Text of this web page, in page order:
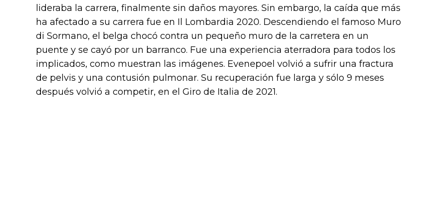
lideraba la carrera, finalmente sin daños mayores. Sin embargo, la caída que más
ha afectado a su carrera fue en Il Lombardia 2020. Descendiendo el famoso Muro
di Sormano, el belga chocó contra un pequeño muro de la carretera en un
puente y se cayó por un barranco. Fue una experiencia aterradora para todos los
implicados, como muestran las imágenes. Evenepoel volvió a sufrir una fractura
de pelvis y una contusión pulmonar. Su recuperación fue larga y sólo 9 meses
después volvió a competir, en el Giro de Italia de 2021.